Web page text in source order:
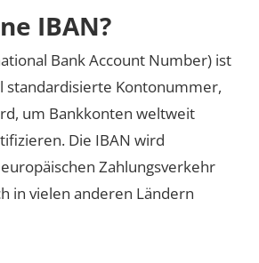
IBAN?
Bank Account Number) ist
standardisierte Kontonummer,
um Bankkonten weltweit
Die IBAN wird
Zahlungsverkehr
in vielen anderen Ländern